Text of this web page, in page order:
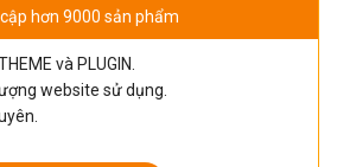
hơn 9000 sản phẩm
và PLUGIN.
website sử dụng.